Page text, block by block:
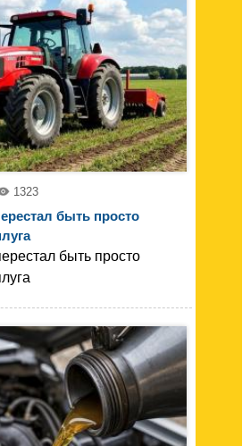
1323
быть просто
быть просто